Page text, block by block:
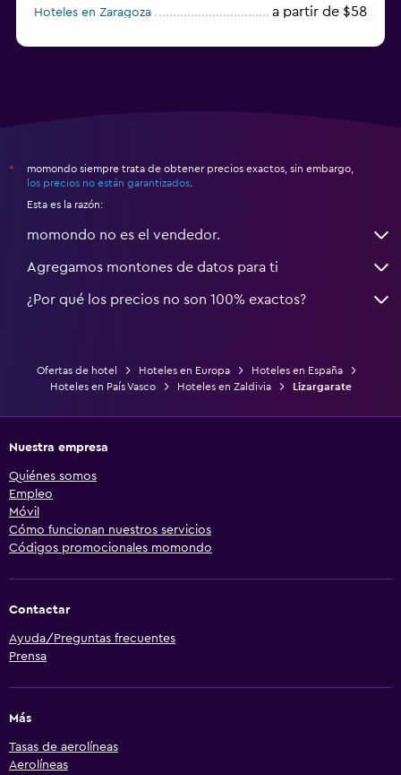
Hoteles en Zaragoza a partir de $58
*
momondo siempre trata de obtener precios exactos, sin embargo,
los precios no están garantizados
Esta es la razón:
momondo no es el vendedor.
Agregamos montones de datos para ti
¿Por qué los precios no son 100% exactos?
Ofertas de hotel Hoteles en Europa
Hoteles en España
Hoteles en País Vasco
Hoteles en Zaldivia Lizargarate
Nuestra empresa
Quiénes somos
Empleo
Móvil
Cómo funcionan nuestros servicios
Códigos promocionales momondo
Contactar
Ayuda/Preguntas frecuentes
Prensa
Más
Tasas de aerolíneas
Aerolíneas